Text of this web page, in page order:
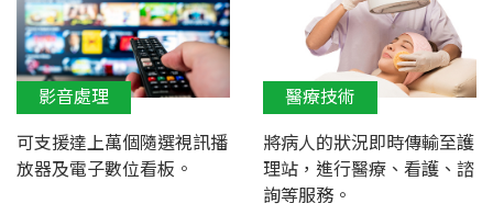
影音處理
可支援達上萬個隨選視訊播
放器及電子數位看板。
醫療技術
將病人的狀況即時傳輸至護
理站，進行醫療、看護、諮
詢等服務。